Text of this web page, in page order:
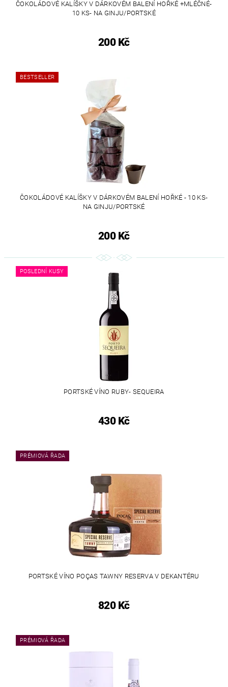
ČOKOLÁDOVÉ KALÍŠKY V DÁRKOVÉM BALENÍ HOŘKÉ +MLÉČNÉ-
10 KS- NA GINJU/PORTSKÉ
200 Kč
BESTSELLER
ČOKOLÁDOVÉ KALÍŠKY V DÁRKOVÉM BALENÍ HOŘKÉ - 10 KS-
NA GINJU/PORTSKÉ
200 Kč
POSLEDNÍ KUSY
PORTSKÉ VÍNO RUBY- SEQUEIRA
430 Kč
PRÉMIOVÁ ŘADA
PORTSKÉ VÍNO POÇAS TAWNY RESERVA V DEKANTÉRU
820 Kč
PRÉMIOVÁ ŘADA